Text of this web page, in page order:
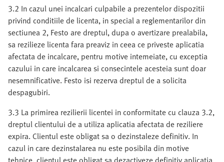
3.2 In cazul unei incalcari culpabile a prezentelor dispozitii
privind conditiile de licenta, in special a reglementarilor din
sectiunea 2, Festo are dreptul, dupa o avertizare prealabila,
sa rezilieze licenta fara preaviz in ceea ce priveste aplicatia
afectata de incalcare, pentru motive intemeiate, cu exceptia
cazului in care incalcarea si consecintele acesteia sunt doar
nesemnificative. Festo isi rezerva dreptul de a solicita
despagubiri.
3.3 La primirea rezilierii licentei in conformitate cu clauza 3.2,
dreptul clientului de a utiliza aplicatia afectata de reziliere
expira. Clientul este obligat sa o dezinstaleze definitiv. In
cazul in care dezinstalarea nu este posibila din motive